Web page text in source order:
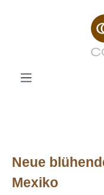
Zum Hauptinhalt
Neue
Mexiko